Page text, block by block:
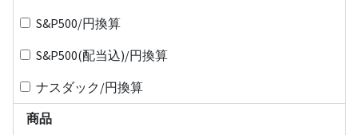
S&P500/円換算
S&P500(配当込)/円換算
ナスダック/円換算
商品